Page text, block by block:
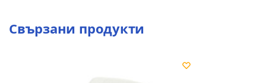
Свързани продукти